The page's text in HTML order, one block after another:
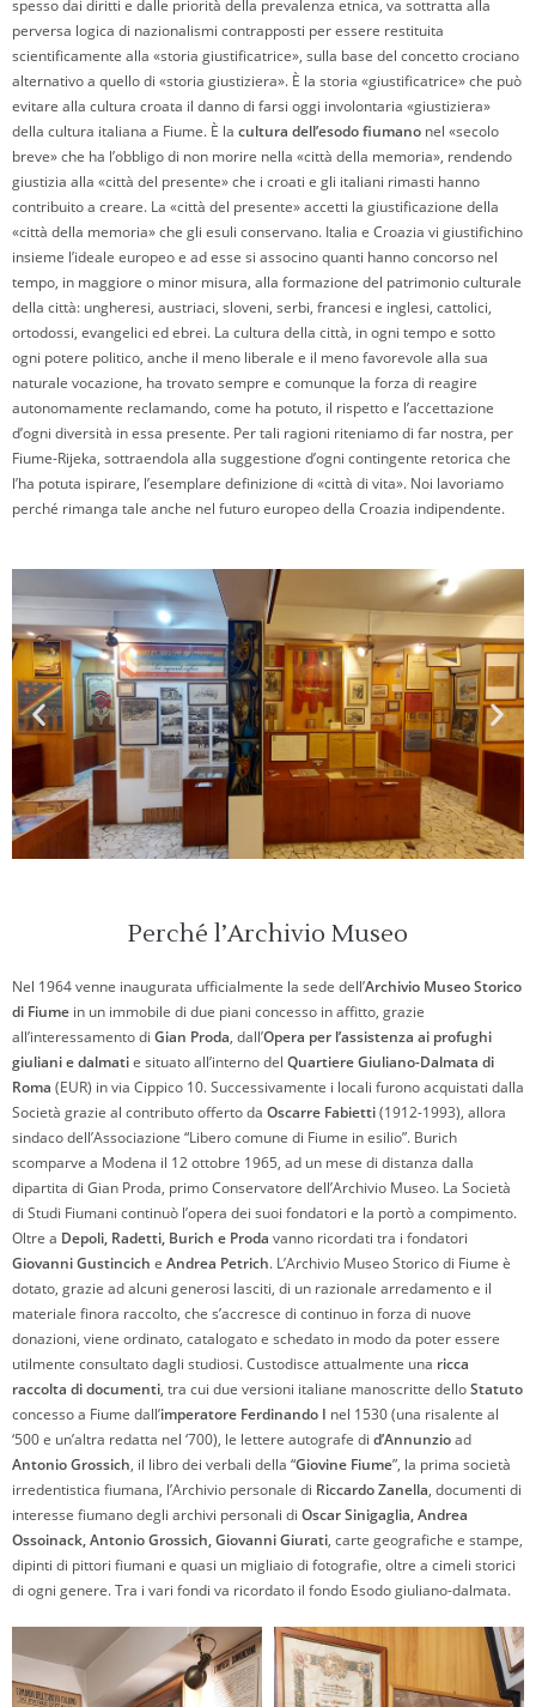
spesso dai diritti e dalle priorità della prevalenza etnica, va sottratta alla
perversa logica di nazionalismi contrapposti per essere restituita
scientificamente alla «storia giustificatrice», sulla base del concetto crociano
alternativo a quello di «storia giustiziera». È la storia «giustificatrice» che può
evitare alla cultura croata il danno di farsi oggi involontaria «giustiziera»
della cultura italiana a Fiume. È la cultura dell’esodo fiumano nel «secolo
breve» che ha l’obbligo di non morire nella «città della memoria», rendendo
giustizia alla «città del presente» che i croati e gli italiani rimasti hanno
contribuito a creare. La «città del presente» accetti la giustificazione della
«città della memoria» che gli esuli conservano. Italia e Croazia vi giustifichino
insieme l’ideale europeo e ad esse si associno quanti hanno concorso nel
tempo, in maggiore o minor misura, alla formazione del patrimonio culturale
della città: ungheresi, austriaci, sloveni, serbi, francesi e inglesi, cattolici,
ortodossi, evangelici ed ebrei. La cultura della città, in ogni tempo e sotto
ogni potere politico, anche il meno liberale e il meno favorevole alla sua
naturale vocazione, ha trovato sempre e comunque la forza di reagire
autonomamente reclamando, come ha potuto, il rispetto e l’accettazione
d’ogni diversità in essa presente. Per tali ragioni riteniamo di far nostra, per
Fiume-Rijeka, sottraendola alla suggestione d’ogni contingente retorica che
l’ha potuta ispirare, l’esemplare definizione di «città di vita». Noi lavoriamo
perché rimanga tale anche nel futuro europeo della Croazia indipendente.
Perché l’Archivio Museo
Nel 1964 venne inaugurata ufficialmente la sede dell’Archivio Museo Storico
di Fiume in un immobile di due piani concesso in affitto, grazie
all’interessamento di Gian Proda, dall’Opera per l’assistenza ai profughi
giuliani e dalmatie situato all’interno del Quartiere Giuliano-Dalmata di
Roma (EUR) in via Cippico 10. Successivamente i locali furono acquistati dalla
Società grazie al contributo offerto da Oscarre Fabietti(1912-1993), allora
sindaco dell’Associazione “Libero comune di Fiume in esilio”. Burich
scomparve a Modena il 12 ottobre 1965, ad un mese di distanza dalla
dipartita di Gian Proda, primo Conservatore dell’Archivio Museo. La Società
di Studi Fiumani continuò l’opera dei suoi fondatori e la portò a compimento.
Oltre a Depoli, Radetti, Burich e Proda vanno ricordati tra i fondatori
Giovanni Gustincich e Andrea Petrich. L’Archivio Museo Storico di Fiume è
dotato, grazie ad alcuni generosi lasciti, di un razionale arredamento e il
materiale finora raccolto, che s’accresce di continuo in forza di nuove
donazioni, viene ordinato, catalogato e schedato in modo da poter essere
utilmente consultato dagli studiosi. Custodisce attualmente una ricca
raccolta di documenti, tra cui due versioni italiane manoscritte delloStatuto
concesso a Fiume dall’imperatore Ferdinando I nel 1530 (una risalente al
‘500 e un’altra redatta nel ‘700), le lettere autografe di d’Annunzioad
Antonio Grossich, il libro dei verbali della “Giovine Fiume”, la prima società
irredentistica fiumana, l’Archivio personale di Riccardo Zanella, documenti di
interesse fiumano degli archivi personali di Oscar Sinigaglia, Andrea
Ossoinack, Antonio Grossich, Giovanni Giurati, carte geografiche e stampe,
dipinti di pittori fiumani e quasi un migliaio di fotografie, oltre a cimeli storici
di ogni genere. Tra i vari fondi va ricordato il fondo Esodo giuliano-dalmata.